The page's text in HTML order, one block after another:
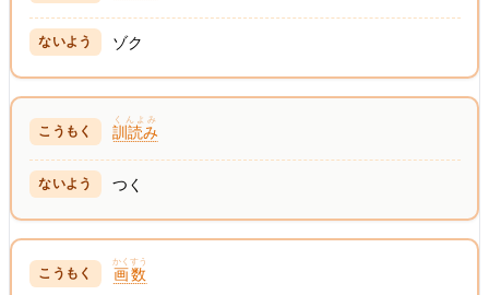
ゾク
訓読み
くんよみ
つく
画数
かくすう